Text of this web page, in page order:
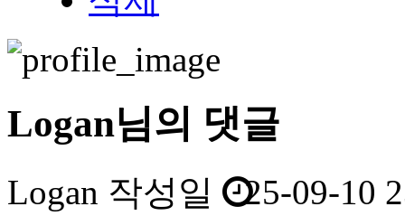
Logan님의 댓글
Logan 작성일
25-09-10